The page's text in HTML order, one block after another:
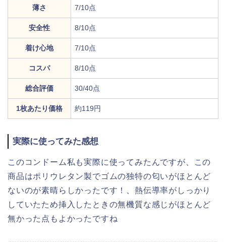
薄さ 7/10点
安全性 8/10点
着け心地 7/10点
コスパ 8/10点
総合評価 30/40点
1枚あたり価格 約119円
実際に使ってみた感想
このコンドーム私も実際に使ってみたんですが、この
商品はポリウレタン製でゴムの独特の匂いがほとんど
ないのが素晴らしかったです！、熱伝導率がしっかり
していたため挿入したときの無機質な感じがほとんど
無かった点もよかったですね